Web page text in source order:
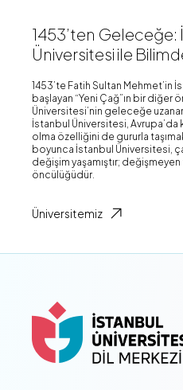
1453’ten Geleceğe:
Üniversitesi ile
1453’te Fatih Sultan Mehmet’in
başlayan “Yeni Çağ”ın bir diğer
Üniversitesi’nin geleceğe
İstanbul Üniversitesi,
olma özelliğini de gururla
boyunca İstanbul Üniversitesi,
değişim yaşamıştır;
öncülüğüdür.
Üniversitemiz